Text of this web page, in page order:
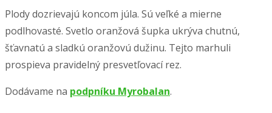
Plody dozrievajú koncom júla. Sú veľké a mierne
podlhovasté. Svetlo oranžová šupka ukrýva chutnú,
šťavnatú a sladkú oranžovú dužinu. Tejto marhuli
prospieva pravidelný presvetľovací rez.
Dodávame na podpníku Myrobalan.